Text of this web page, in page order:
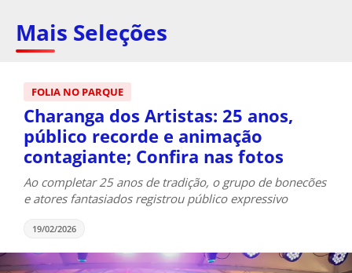
Mais Seleções
FOLIA NO PARQUE
Charanga dos Artistas: 25 anos,
público recorde e animação
contagiante; Confira nas fotos
Ao completar 25 anos de tradição, o grupo de bonecões
e atores fantasiados registrou público expressivo
19/02/2026